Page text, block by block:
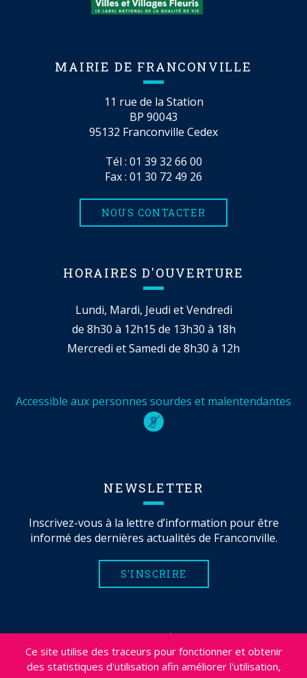
Ce site utilise des traceurs pour fonctionner et obtenir
des statistiques d'utilisation afin améliorer l'utilisation,
MAIRIE DE FRANCONVILLE
11 rue de la Station
BP 90043
95132 Franconville Cedex
Tél : 01 39 32 66 00
Fax : 01 30 72 49 26
NOUS CONTACTER
HORAIRES D'OUVERTURE
Lundi, Mardi, Jeudi et Vendredi
de 8h30 à 12h15 de 13h30 à 18h
Mercredi et Samedi de 8h30 à 12h
Accessible aux personnes sourdes et malentendantes
NEWSLETTER
Inscrivez-vous à la lettre d’information pour être
informé des dernières actualités de Franconville.
S'INSCRIRE
MENTIONS LÉGALES
PLAN DU SITE
CRÉDITS